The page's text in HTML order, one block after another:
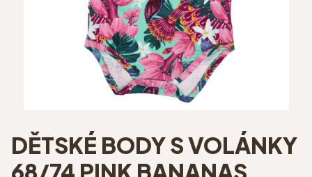
DĚTSKÉ BODY S VOLÁNKY
68/74 PINK BANANAS